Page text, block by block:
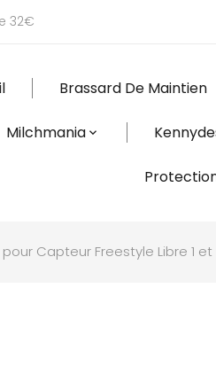
32€
Brassard De Maintien
Milchmania
Capteur Freestyle Libre 1 et